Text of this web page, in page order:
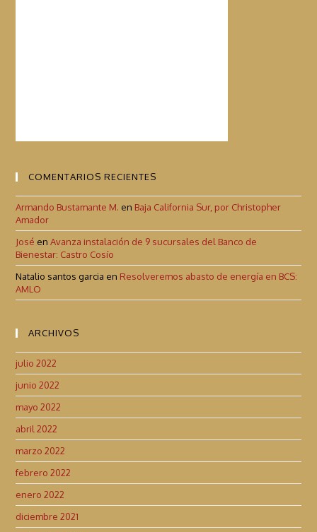
COMENTARIOS RECIENTES
Armando Bustamante M. en Baja California Sur, por Christopher
Amador
José enAvanza instalación de 9 sucursales del Banco de
Bienestar: Castro Cosío
Natalio santos garcia en Resolveremos abasto de energía en BCS:
AMLO
ARCHIVOS
julio 2022
junio 2022
mayo 2022
abril 2022
marzo 2022
febrero 2022
enero 2022
diciembre 2021